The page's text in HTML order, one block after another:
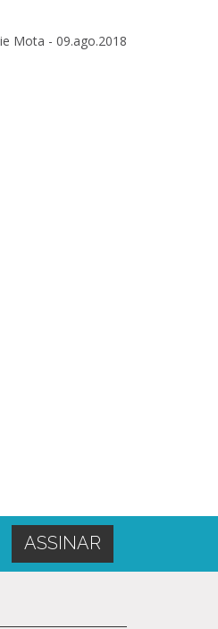
Mota - 09.ago.2018